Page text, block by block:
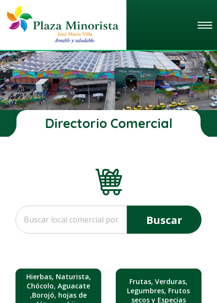
Directorio Comercial
Buscar
Hierbas, Naturista,
Chócolo, Aguacate
,Borojó, hojas de
Frutas, Verduras,
Legumbres, Frutos
secos y Especias